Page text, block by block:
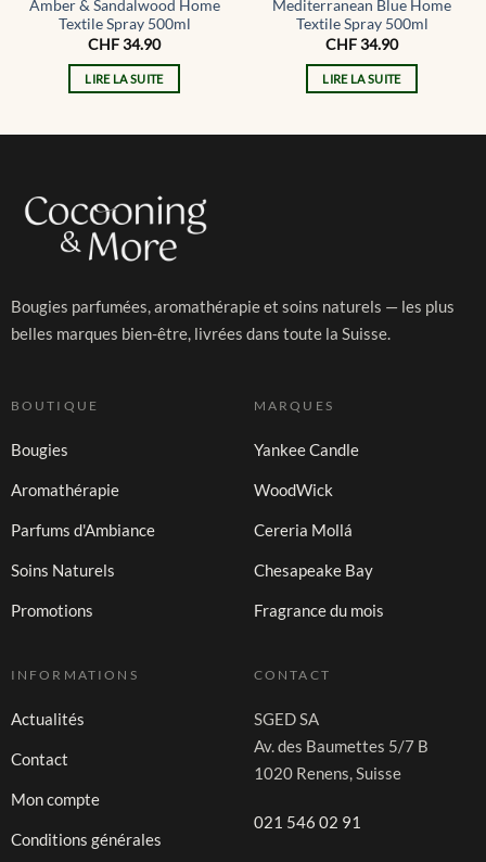
Amber & Sandalwood Home
Textile Spray 500ml
CHF34.90
LIRE LA SUITE
Mediterranean Blue Home
Textile Spray 500ml
CHF34.90
LIRE LA SUITE
Bougies parfumées, aromathérapie et soins naturels — les plus
belles marques bien-être, livrées dans toute la Suisse.
BOUTIQUE
Bougies
Aromathérapie
Parfums d'Ambiance
Soins Naturels
Promotions
MARQUES
Yankee Candle
WoodWick
Cereria Mollá
Chesapeake Bay
Fragrance du mois
INFORMATIONS
Actualités
Contact
Mon compte
Conditions générales
CONTACT
SGED SA
Av. des Baumettes 5/7 B
1020 Renens, Suisse
021 546 02 91